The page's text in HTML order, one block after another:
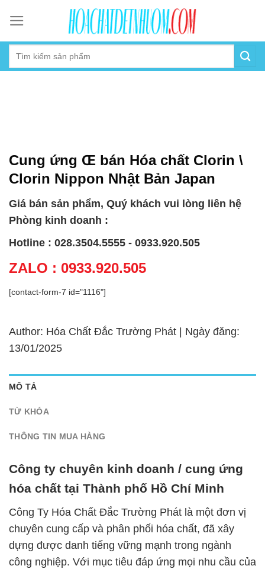
content
Cung ứng Œ bán Hóa chất Clorin \
Clorin Nippon Nhật Bản Japan
Giá bán sản phẩm, Quý khách vui lòng liên hệ
Phòng kinh doanh :
Hotline : 028.3504.5555 - 0933.920.505
ZALO : 0933.920.505
[contact-form-7 id="1116"]
Author: Hóa Chất Đắc Trường Phát | Ngày đăng:
13/01/2025
MÔ TẢ
TỪ KHÓA
THÔNG TIN MUA HÀNG
Công ty chuyên kinh doanh / cung ứng
hóa chất tại Thành phố Hồ Chí Minh
Công Ty Hóa Chất Đắc Trường Phát là một đơn vị
chuyên cung cấp và phân phối hóa chất, đã xây
dựng được danh tiếng vững mạnh trong ngành
công nghiệp. Với mục tiêu đáp ứng mọi nhu cầu của